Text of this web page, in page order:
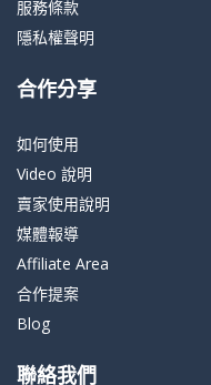
服務條款
隱私權聲明
合作分享
如何使用
Video 說明
賣家使用說明
媒體報導
Affiliate Area
合作提案
Blog
聯絡我們